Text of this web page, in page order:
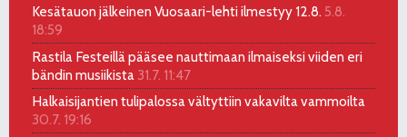
Kesätauon jälkeinen Vuosaari-lehti ilmestyy 12.8. 5.8.
18:59
Rastila Festeillä pääsee nauttimaan ilmaiseksi viiden eri
bändin musiikista 31.7. 11:47
Halkaisijantien tulipalossa vältyttiin vakavilta vammoilta
30.7. 19:16